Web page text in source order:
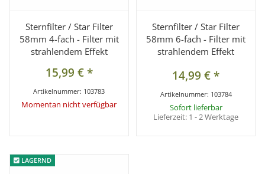
Sternfilter / Star Filter
58mm 4-fach - Filter mit
strahlendem Effekt
15,99 €*
Artikelnummer: 103783
Momentan nicht verfügbar
Sternfilter / Star Filter
58mm 6-fach - Filter mit
strahlendem Effekt
14,99 €*
Artikelnummer: 103784
Sofort lieferbar
Lieferzeit: 1 - 2 Werktage
LAGERND
LAGERND